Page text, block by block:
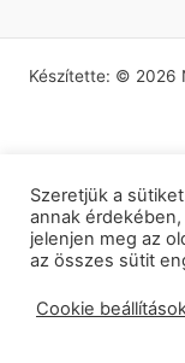
Készítette: © 2026
Szeretjük a
annak
jelenjen meg az
az összes sütit
Cookie